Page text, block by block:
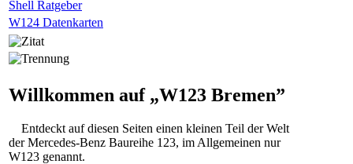
Shell Ratgeber
W124 Datenkarten
Willkommen auf „W123 Bremen”
Entdeckt auf diesen Seiten einen kleinen Teil der Welt
der Mercedes-Benz Baureihe 123, im Allgemeinen nur
W123 genannt.